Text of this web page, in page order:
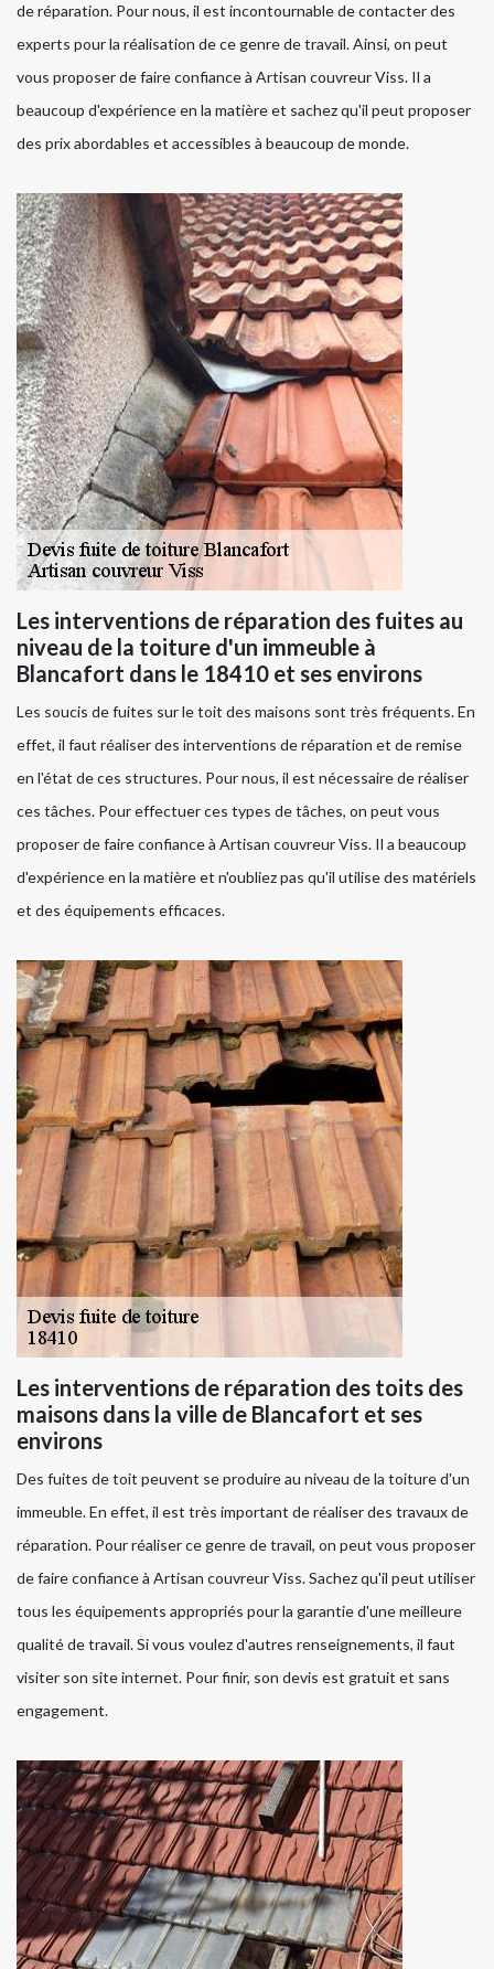
de réparation. Pour nous, il est incontournable de contacter des
experts pour la réalisation de ce genre de travail. Ainsi, on peut
vous proposer de faire confiance à Artisan couvreur Viss. Il a
beaucoup d'expérience en la matière et sachez qu'il peut proposer
des prix abordables et accessibles à beaucoup de monde.
Les interventions de réparation des fuites au
niveau de la toiture d'un immeuble à
Blancafort dans le 18410 et ses environs
Les soucis de fuites sur le toit des maisons sont très fréquents. En
effet, il faut réaliser des interventions de réparation et de remise
en l'état de ces structures. Pour nous, il est nécessaire de réaliser
ces tâches. Pour effectuer ces types de tâches, on peut vous
proposer de faire confiance à Artisan couvreur Viss. Il a beaucoup
d'expérience en la matière et n'oubliez pas qu'il utilise des matériels
et des équipements efficaces.
Les interventions de réparation des toits des
maisons dans la ville de Blancafort et ses
environs
Des fuites de toit peuvent se produire au niveau de la toiture d'un
immeuble. En effet, il est très important de réaliser des travaux de
réparation. Pour réaliser ce genre de travail, on peut vous proposer
de faire confiance à Artisan couvreur Viss. Sachez qu'il peut utiliser
tous les équipements appropriés pour la garantie d'une meilleure
qualité de travail. Si vous voulez d'autres renseignements, il faut
visiter son site internet. Pour finir, son devis est gratuit et sans
engagement.